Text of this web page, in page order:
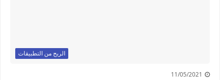
الربح من التطبيقات
11/05/2021